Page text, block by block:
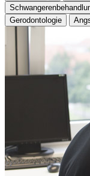
Gerodontologie